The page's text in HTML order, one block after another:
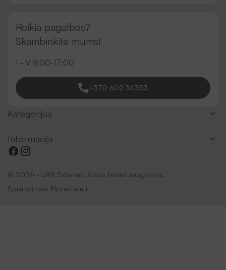
Reikia pagalbos?
Skambinkite mums!
I - V 8:00-17:00
+370 602 34353
Kategorijos
Informacija
© 2026 - UAB Sidonas. Visos teisės saugomos.
Sprendimas: Elpresta.eu